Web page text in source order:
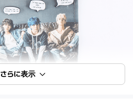
さらに表示